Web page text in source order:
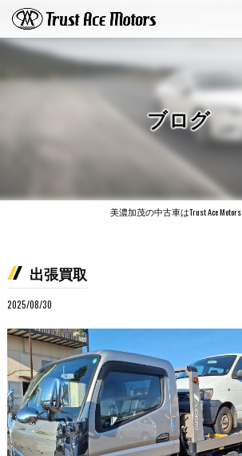
ブログ
美濃加茂の中古車はTrust Ace Motors
出張買取
2025/08/30